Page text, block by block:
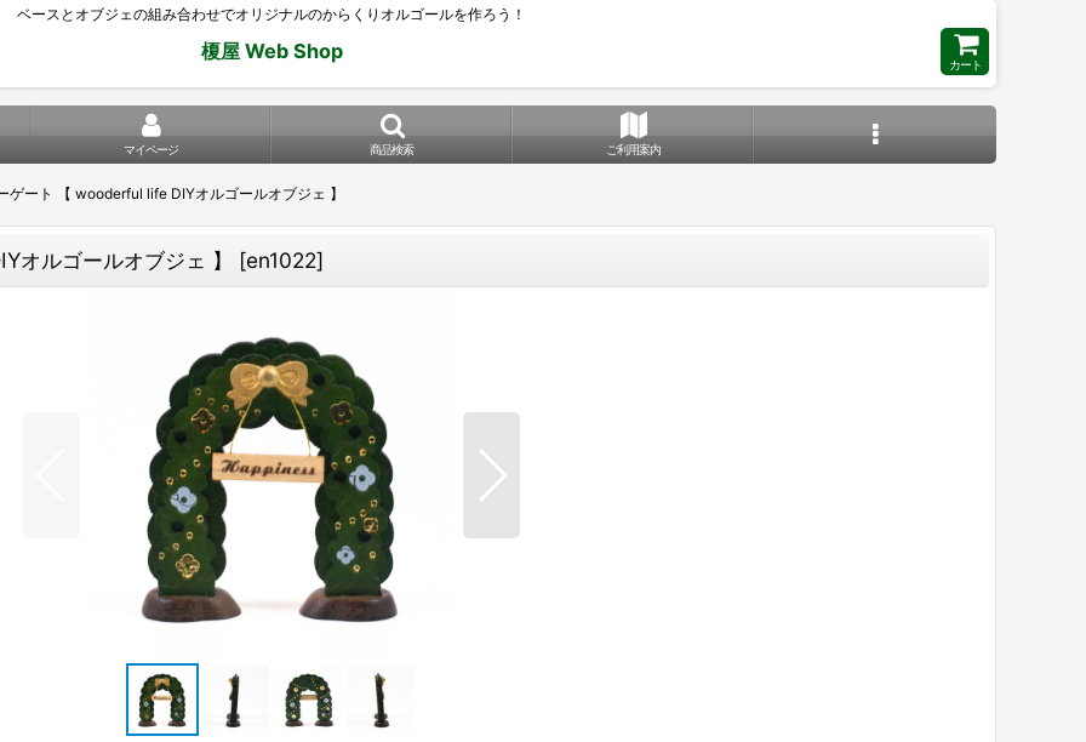
ベースとオブジェの組み合わせでオリジナルのからくりオルゴールを作ろう！
榎屋 Web Shop
カート
マイページ 商品検索 ご利用案内
ゲート 【 wooderful life DIYオルゴールオブジェ 】
ルゴールオブジェ 】 [en1022]